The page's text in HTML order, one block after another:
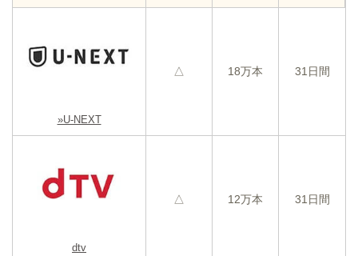
»U-NEXT
△ 18万本 31日間
dtv
△ 12万本 31日間